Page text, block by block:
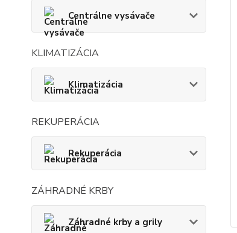
Centrálne vysávače
KLIMATIZÁCIA
Klimatizácia
REKUPERÁCIA
Rekuperácia
ZÁHRADNÉ KRBY
Záhradné krby a grily